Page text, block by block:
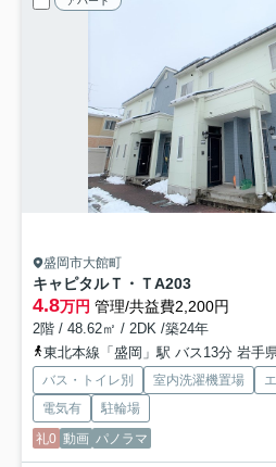
盛岡市大館町
キャピタルＴ・ＴA203
4.8万円 管理/共益費2,200円
2階 / 48.62㎡ / 2DK /築24年
東北本線「盛岡」駅 バス13分 岩手
バス・トイレ別 室内洗濯機置場
電気有
駐輪場
礼0 動画 パノラマ